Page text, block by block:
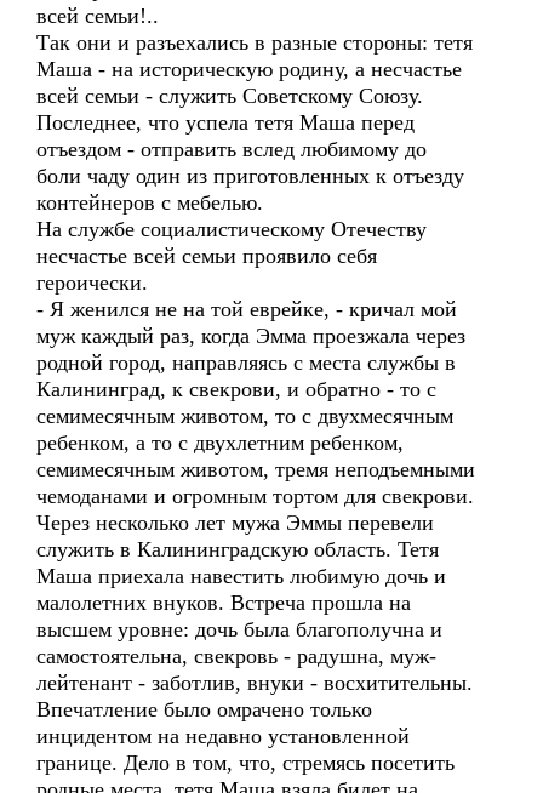
всей семьи!..
Так они и разъехались в разные стороны: тетя
Маша - на историческую родину, а несчастье
всей семьи - служить Советскому Союзу.
Последнее, что успела тетя Маша перед
отъездом - отправить вслед любимому до
боли чаду один из приготовленных к отъезду
контейнеров с мебелью.
На службе социалистическому Отечеству
несчастье всей семьи проявило себя
героически.
- Я женился не на той еврейке, - кричал мой
муж каждый раз, когда Эмма проезжала через
родной город, направляясь с места службы в
Калининград, к свекрови, и обратно - то с
семимесячным животом, то с двухмесячным
ребенком, а то с двухлетним ребенком,
семимесячным животом, тремя неподъемными
чемоданами и огромным тортом для свекрови.
Через несколько лет мужа Эммы перевели
служить в Калининградскую область. Тетя
Маша приехала навестить любимую дочь и
малолетних внуков. Встреча прошла на
высшем уровне: дочь была благополучна и
самостоятельна, свекровь - радушна, муж-
лейтенант - заботлив, внуки - восхитительны.
Впечатление было омрачено только
инцидентом на недавно установленной
границе. Дело в том, что, стремясь посетить